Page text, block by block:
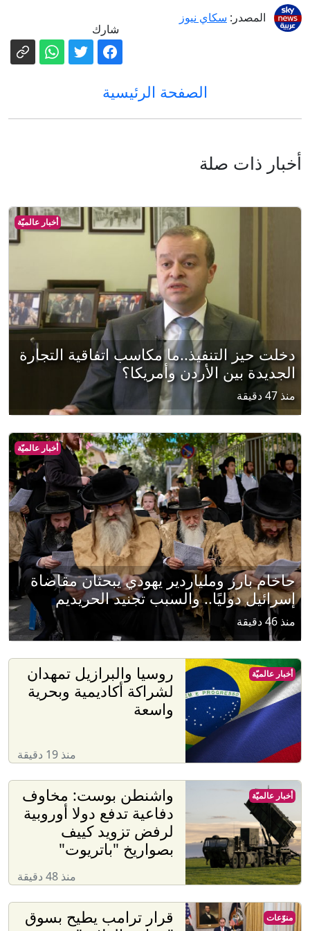
المصدر: سكاي نيوز
شارك
الصفحة الرئيسية
أخبار ذات صلة
أخبار عالميّة
دخلت حيز التنفيذ..ما مكاسب اتفاقية التجارة
الجديدة بين الأردن وأمريكا؟
منذ 47 دقيقة
أخبار عالميّة
حاخام بارز وملياردير يهودي يبحثان مقاضاة
إسرائيل دوليًا.. والسبب تجنيد الحريديم
منذ 46 دقيقة
روسيا والبرازيل تمهدان
لشراكة أكاديمية وبحرية
واسعة
منذ 19 دقيقة
أخبار عالميّة
واشنطن بوست: مخاوف
دفاعية تدفع دولا أوروبية
لرفض تزويد كييف
بصواريخ "باتريوت"
منذ 48 دقيقة
أخبار عالميّة
قرار ترامب يطيح بسوق
منوّعات